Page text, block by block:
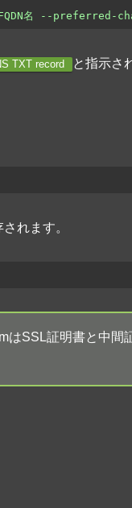
名 --preferred-
TXT record と指示さ
れます。
SSL証明書と中間